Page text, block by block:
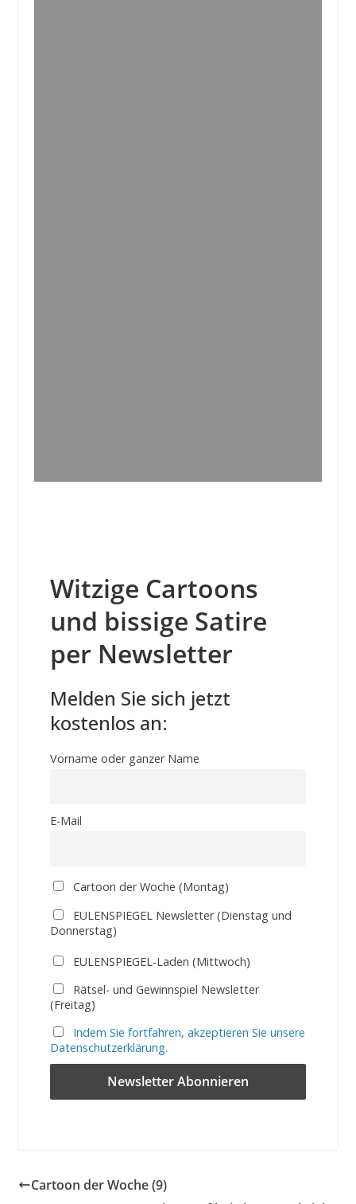
Witzige Cartoons
und bissige Satire
per Newsletter
Melden Sie sich jetzt
kostenlos an:
Vorname oder ganzer Name
E-Mail
Cartoon der Woche (Montag)
EULENSPIEGEL Newsletter (Dienstag und
Donnerstag)
EULENSPIEGEL-Laden (Mittwoch)
Rätsel- und Gewinnspiel Newsletter
(Freitag)
Indem Sie fortfahren, akzeptieren Sie unsere
Datenschutzerklärung.
Cartoon der Woche (9)